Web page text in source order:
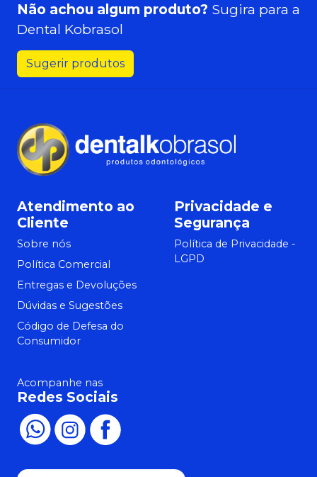
Não achou algum produto? Sugira para a
Dental Kobrasol
Sugerir produtos
Atendimento ao
Cliente
Sobre nós
Política Comercial
Entregas e Devoluções
Dúvidas e Sugestões
Código de Defesa do
Consumidor
Privacidade e
Segurança
Política de Privacidade -
LGPD
Acompanhe nas
Redes Sociais